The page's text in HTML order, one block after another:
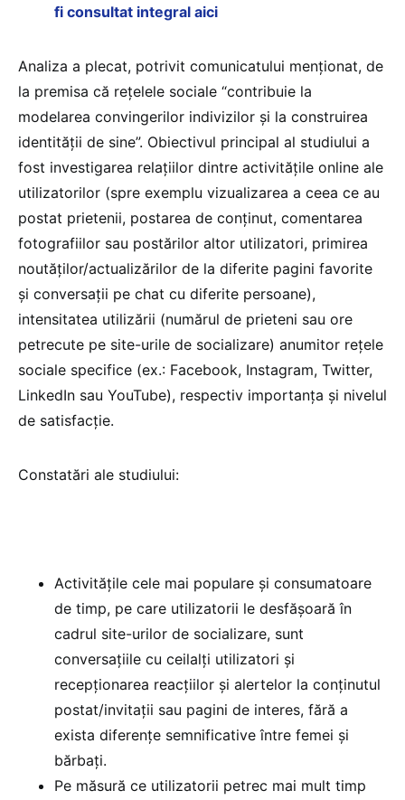
fi consultat integral aici
Analiza a plecat, potrivit comunicatului menționat, de
la premisa că rețelele sociale “contribuie la
modelarea convingerilor indivizilor și la construirea
identității de sine”. Obiectivul principal al studiului a
fost investigarea relațiilor dintre activitățile online ale
utilizatorilor (spre exemplu vizualizarea a ceea ce au
postat prietenii, postarea de conţinut, comentarea
fotografiilor sau postărilor altor utilizatori, primirea
noutăților/actualizărilor de la diferite pagini favorite
şi conversații pe chat cu diferite persoane),
intensitatea utilizării (numărul de prieteni sau ore
petrecute pe site-urile de socializare) anumitor rețele
sociale specifice (ex.: Facebook, Instagram, Twitter,
LinkedIn sau YouTube), respectiv importanța și nivelul
de satisfacție.
Constatări ale studiului:
Activitățile cele mai populare și consumatoare
de timp, pe care utilizatorii le desfășoară în
cadrul site-urilor de socializare, sunt
conversaţiile cu ceilalți utilizatori și
recepţionarea reacţiilor şi alertelor la conţinutul
postat/invitaţii sau pagini de interes, fără a
exista diferențe semnificative între femei și
bărbați.
Pe măsură ce utilizatorii petrec mai mult timp